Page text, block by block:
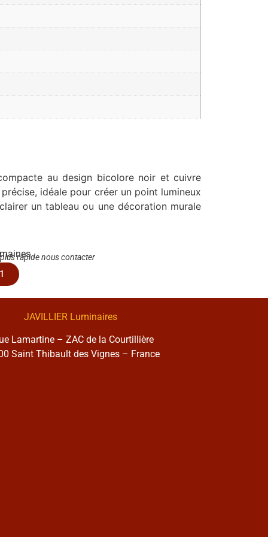
au design bicolore noir et cuivre
idéale pour créer un point lumineux
un tableau ou une décoration murale
rapide nous contacter
JAVILLIER Luminaires
Lamartine – ZAC de la Courtillière
Saint Thibault des Vignes – France